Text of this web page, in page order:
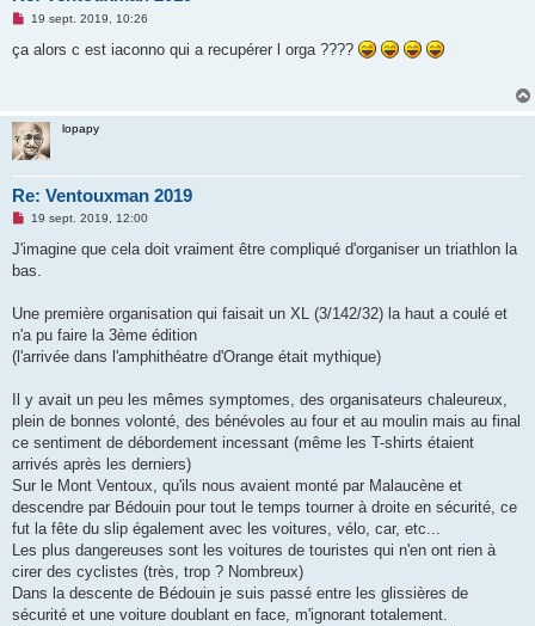
M
s
n
o
n
l
u
19 sept. 2019, 10:26
ça alors c est iaconno qui a recupérer l orga ????
lopapy
Re: Ventouxman 2019
M
s
a
n
o
l
19 sept. 2019, 12:00
J'imagine que cela doit vraiment être compliqué d'organiser un triathlon la
bas.
Une première organisation qui faisait un XL (3/142/32) la haut a coulé et
n'a pu faire la 3ème édition
(l'arrivée dans l'amphithéatre d'Orange était mythique)
Il y avait un peu les mêmes symptomes, des organisateurs chaleureux,
plein de bonnes volonté, des bénévoles au four et au moulin mais au final
ce sentiment de débordement incessant (même les T-shirts étaient
arrivés après les derniers)
Sur le Mont Ventoux, qu'ils nous avaient monté par Malaucène et
descendre par Bédouin pour tout le temps tourner à droite en sécurité, ce
fut la fête du slip également avec les voitures, vélo, car, etc...
Les plus dangereuses sont les voitures de touristes qui n'en ont rien à
cirer des cyclistes (très, trop ? Nombreux)
Dans la descente de Bédouin je suis passé entre les glissières de
sécurité et une voiture doublant en face, m'ignorant totalement.